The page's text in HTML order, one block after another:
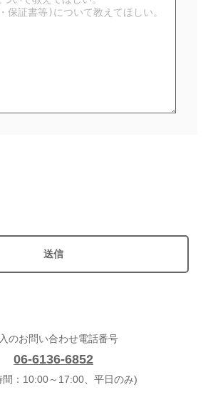
のお問い合わせ電話番号
06-6136-6852
間：10:00～17:00、平日のみ)